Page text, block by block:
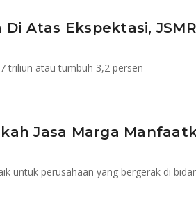
Di Atas Ekspektasi,
triliun atau tumbuh 3,2 persen
Jasa Marga